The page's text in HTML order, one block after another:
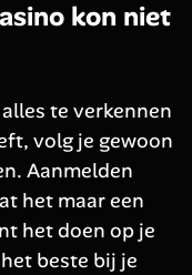
kon niet
te verkennen
volg je gewoon
Aanmelden
het maar een
het doen op je
beste bij je